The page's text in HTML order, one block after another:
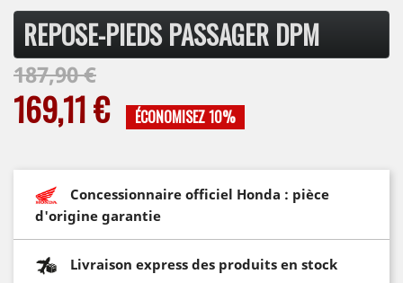
REPOSE-PIEDS PASSAGER DPM
187,90 €
169,11 € ÉCONOMISEZ 10%
Concessionnaire officiel Honda : pièce
d'origine garantie
Livraison express des produits en stock